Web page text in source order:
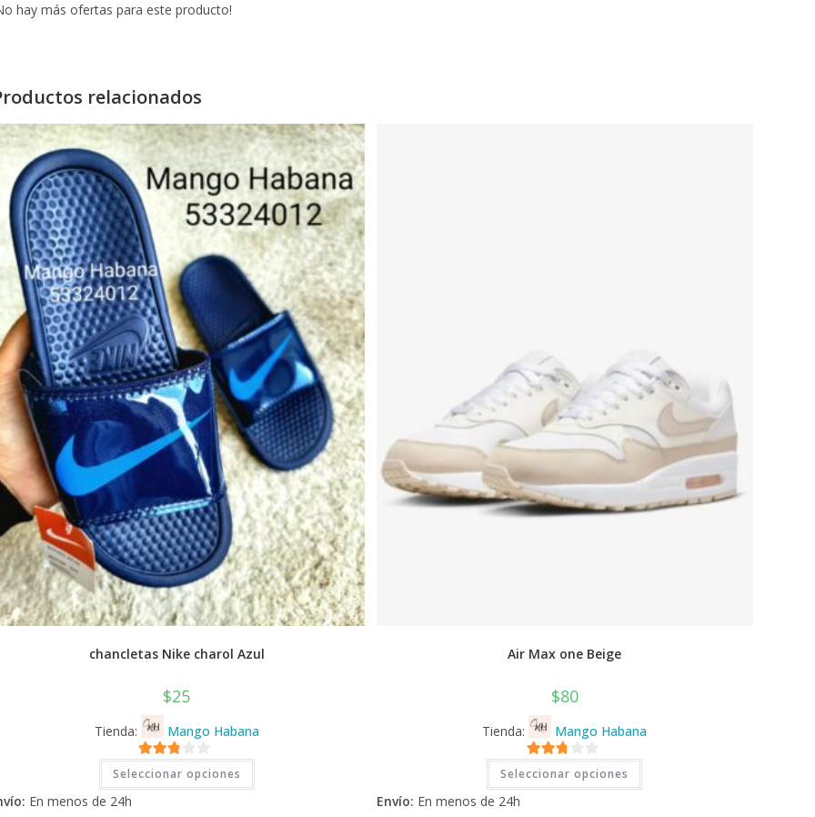
hay más ofertas para este producto!
relacionados
chancletas Nike charol Azul
$25
Tienda: Mango Habana
2.71
de 5
Seleccionar opciones
Este
tiene
En menos de 24h
Air Max one Beige
$80
Tienda: Mango Habana
2.71
de 5
Seleccionar opciones
Este
tiene
Envío: En menos de 24h